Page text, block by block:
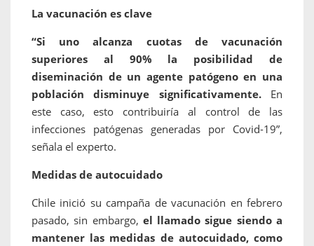
La vacunación es clave
“Si uno alcanza cuotas de vacunación
superiores al 90% la posibilidad de
diseminación de un agente patógeno en una
población disminuye significativamente.En
este caso, esto contribuiría al control de las
infecciones patógenas generadas por Covid-19”,
señala el experto.
Medidas de autocuidado
Chile inició su campaña de vacunación en febrero
pasado, sin embargo, el llamado sigue siendo a
mantener las medidas de autocuidado, como